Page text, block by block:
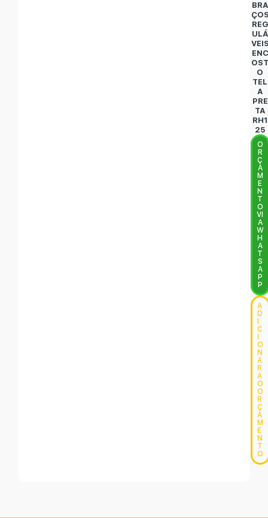
BRA
REG
ULÁ
ENC
O
TEL
A
PRE
TA
RH1
25
O
R
Ç
A
M
E
N
T
O
VI
A
W
H
A
T
S
A
P
P
A
D
C
O
N
A
R
A
O
O
R
Ç
A
M
E
N
T
O